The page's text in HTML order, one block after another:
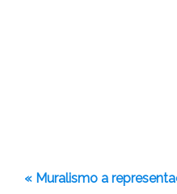
« Muralismo a